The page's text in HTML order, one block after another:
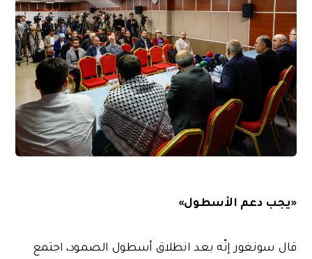
«يجب دعم الأسطول»
قال سونغور إنّه بعد انطلاق أسطول الصمود، اجتمع